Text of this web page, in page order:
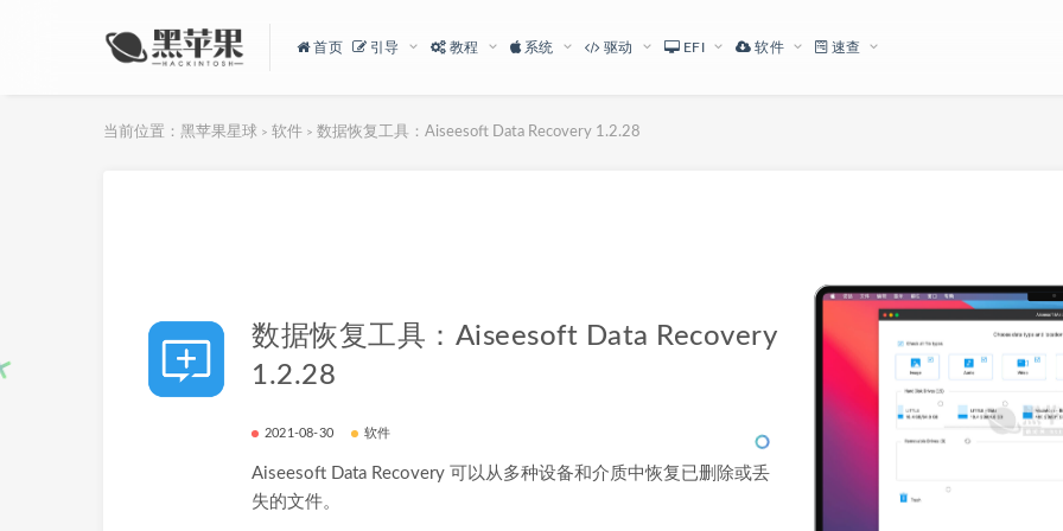
首页 引导 教程 系统 驱动 EFI 软件 速查
当前位置： 黑苹果星球 > 软件 > 数据恢复工具：Aiseesoft Data Recovery 1.2.28
数据恢复工具：Aiseesoft Data Recovery
1.2.28
2021-08-30 软件
Aiseesoft Data Recovery 可以从多种设备和介质中恢复已删除或丢
失的文件。